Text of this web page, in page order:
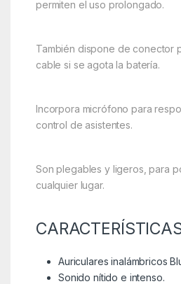
permiten el uso prolongado.
También dispone de conector
cable si se agota la batería.
Incorpora micrófono para
control de asistentes.
Son plegables y ligeros, para
cualquier lugar.
Auriculares inalámbricos
Sonido nítido e intenso.